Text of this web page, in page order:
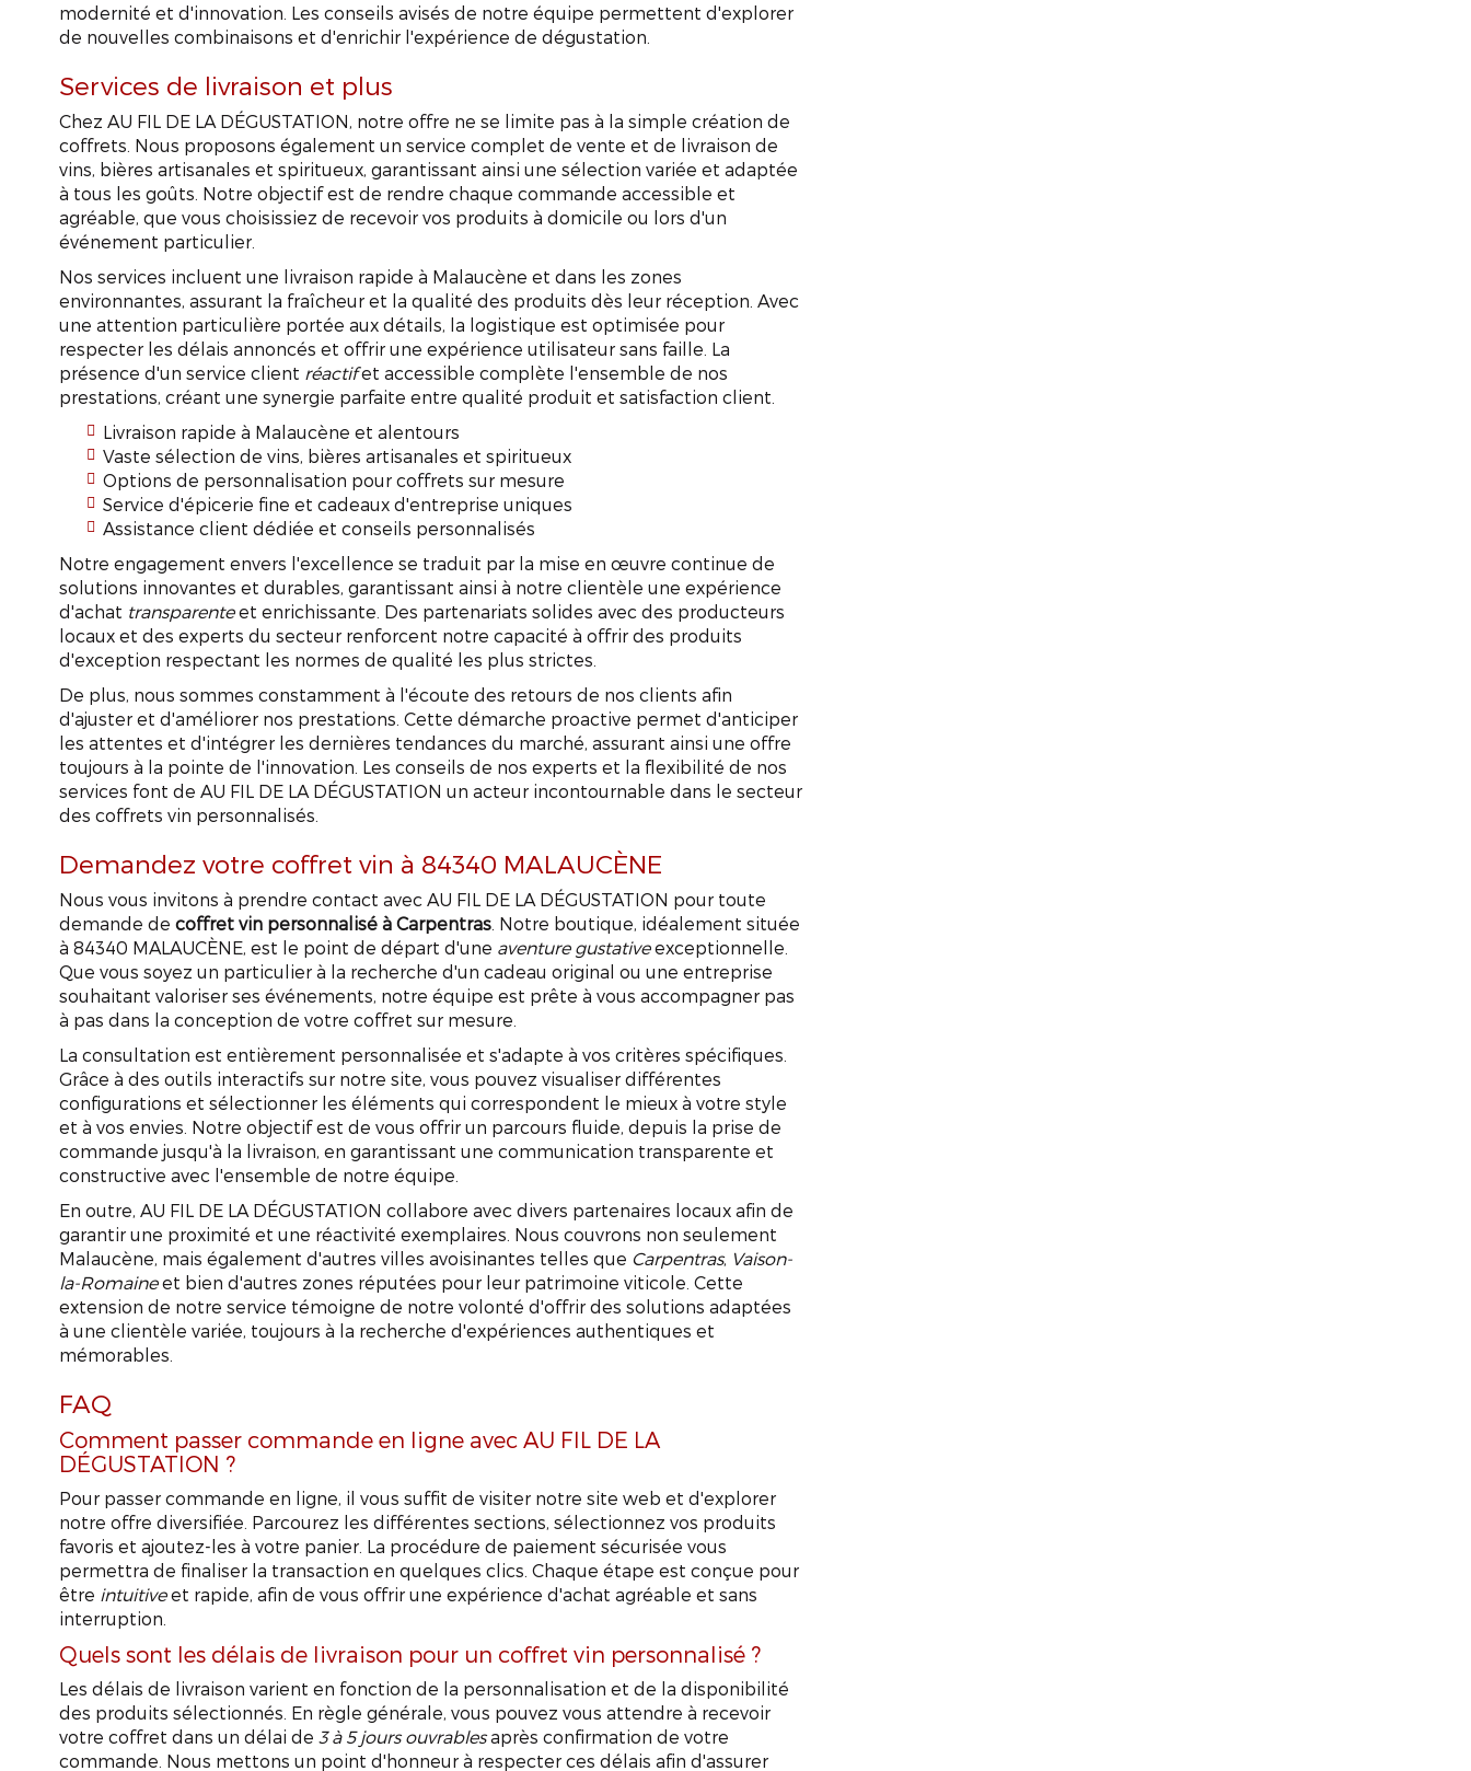
Coffret vin personnalisé carpentras
APPELEZ-NOUS !
modernité et d'innovation. Les conseils avisés de notre équipe permettent d'explorer
de nouvelles combinaisons et d'enrichir l'expérience de dégustation.
Services de livraison et plus
Chez AU FIL DE LA DÉGUSTATION, notre offre ne se limite pas à la simple création de
coffrets. Nous proposons également un service complet de vente et de livraison de
vins, bières artisanales et spiritueux, garantissant ainsi une sélection variée et adaptée
à tous les goûts. Notre objectif est de rendre chaque commande accessible et
agréable, que vous choisissiez de recevoir vos produits à domicile ou lors d'un
événement particulier.
Nos services incluent une livraison rapide à Malaucène et dans les zones
environnantes, assurant la fraîcheur et la qualité des produits dès leur réception. Avec
une attention particulière portée aux détails, la logistique est optimisée pour
respecter les délais annoncés et offrir une expérience utilisateur sans faille. La
présence d'un service client réactifet accessible complète l'ensemble de nos
prestations, créant une synergie parfaite entre qualité produit et satisfaction client.
Livraison rapide à Malaucène et alentours
Vaste sélection de vins, bières artisanales et spiritueux
Options de personnalisation pour coffrets sur mesure
Service d'épicerie fine et cadeaux d'entreprise uniques
Assistance client dédiée et conseils personnalisés
Notre engagement envers l'excellence se traduit par la mise en œuvre continue de
solutions innovantes et durables, garantissant ainsi à notre clientèle une expérience
d'achat transparenteet enrichissante. Des partenariats solides avec des producteurs
locaux et des experts du secteur renforcent notre capacité à offrir des produits
d'exception respectant les normes de qualité les plus strictes.
De plus, nous sommes constamment à l'écoute des retours de nos clients afin
d'ajuster et d'améliorer nos prestations. Cette démarche proactive permet d'anticiper
les attentes et d'intégrer les dernières tendances du marché, assurant ainsi une offre
toujours à la pointe de l'innovation. Les conseils de nos experts et la flexibilité de nos
services font de AU FIL DE LA DÉGUSTATION un acteur incontournable dans le secteur
des coffrets vin personnalisés.
Demandez votre coffret vin à 84340 MALAUCÈNE
Nous vous invitons à prendre contact avec AU FIL DE LA DÉGUSTATION pour toute
demande de coffret vin personnalisé à Carpentras. Notre boutique, idéalement située
à 84340 MALAUCÈNE, est le point de départ d'une aventure gustativeexceptionnelle.
Que vous soyez un particulier à la recherche d'un cadeau original ou une entreprise
souhaitant valoriser ses événements, notre équipe est prête à vous accompagner pas
à pas dans la conception de votre coffret sur mesure.
La consultation est entièrement personnalisée et s'adapte à vos critères spécifiques.
Grâce à des outils interactifs sur notre site, vous pouvez visualiser différentes
configurations et sélectionner les éléments qui correspondent le mieux à votre style
et à vos envies. Notre objectif est de vous offrir un parcours fluide, depuis la prise de
commande jusqu'à la livraison, en garantissant une communication transparente et
constructive avec l'ensemble de notre équipe.
En outre, AU FIL DE LA DÉGUSTATION collabore avec divers partenaires locaux afin de
garantir une proximité et une réactivité exemplaires. Nous couvrons non seulement
Malaucène, mais également d'autres villes avoisinantes telles que Carpentras, Vaison-
la-Romaineet bien d'autres zones réputées pour leur patrimoine viticole. Cette
extension de notre service témoigne de notre volonté d'offrir des solutions adaptées
à une clientèle variée, toujours à la recherche d'expériences authentiques et
mémorables.
FAQ
Comment passer commande en ligne avec AU FIL DE LA
DÉGUSTATION ?
Pour passer commande en ligne, il vous suffit de visiter notre site web et d'explorer
notre offre diversifiée. Parcourez les différentes sections, sélectionnez vos produits
favoris et ajoutez-les à votre panier. La procédure de paiement sécurisée vous
permettra de finaliser la transaction en quelques clics. Chaque étape est conçue pour
être intuitiveet rapide, afin de vous offrir une expérience d'achat agréable et sans
interruption.
Quels sont les délais de livraison pour un coffret vin personnalisé ?
Les délais de livraison varient en fonction de la personnalisation et de la disponibilité
des produits sélectionnés. En règle générale, vous pouvez vous attendre à recevoir
votre coffret dans un délai de 3 à 5 jours ouvrablesaprès confirmation de votre
commande. Nous mettons un point d'honneur à respecter ces délais afin d'assurer